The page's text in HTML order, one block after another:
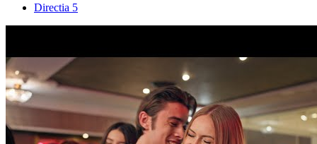
Directia 5